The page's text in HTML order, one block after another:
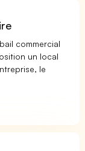
commercial
un local
le